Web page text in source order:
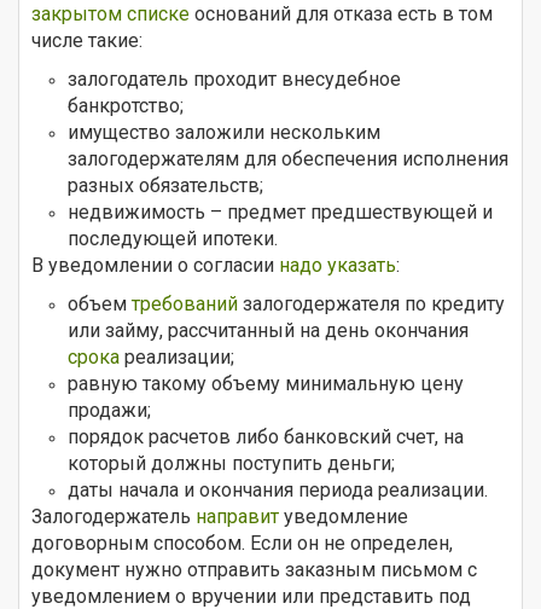
закрытом списке оснований для отказа есть в том
числе такие:
залогодатель проходит внесудебное
банкротство;
имущество заложили нескольким
залогодержателям для обеспечения исполнения
разных обязательств;
недвижимость – предмет предшествующей и
последующей ипотеки.
В уведомлении о согласии надо указать:
объемтребований залогодержателя по кредиту
или займу, рассчитанный на день окончания
срока реализации;
равную такому объему минимальную цену
продажи;
порядок расчетов либо банковский счет, на
который должны поступить деньги;
даты начала и окончания периода реализации.
Залогодержатель направит уведомление
договорным способом. Если он не определен,
документ нужно отправить заказным письмом с
уведомлением о вручении или представить под